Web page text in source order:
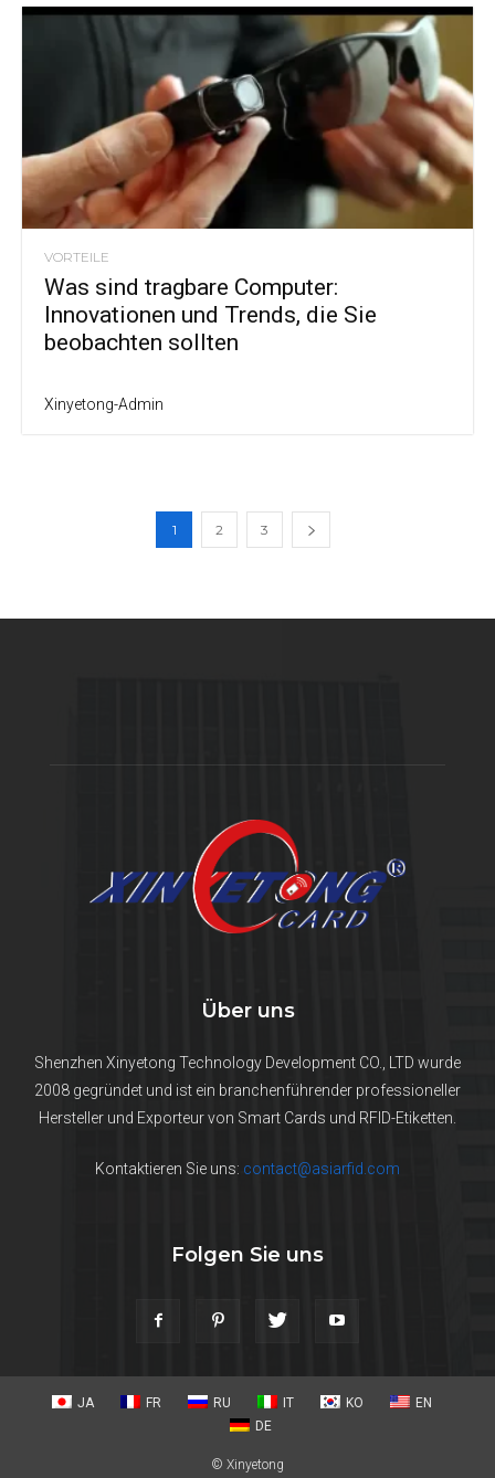
VORTEILE
Was sind tragbare Computer:
Innovationen und Trends, die Sie
beobachten sollten
Xinyetong-Admin
1 2 3
Über uns
Shenzhen Xinyetong Technology Development CO., LTD wurde
2008 gegründet und ist ein branchenführender professioneller
Hersteller und Exporteur von Smart Cards und RFID-Etiketten.
Kontaktieren Sie uns: contact@asiarfid.com
Folgen Sie uns
JA FR RU IT KO
EN
DE
© Xinyetong